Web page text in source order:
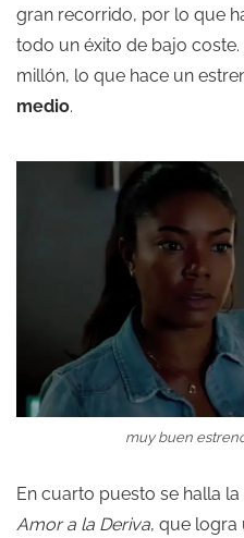
gran recorrido, por lo que
todo un éxito de bajo
millón, lo que hace un
medio.
muy buen estreno
En cuarto puesto se halla
Amor a la Deriva, que logra